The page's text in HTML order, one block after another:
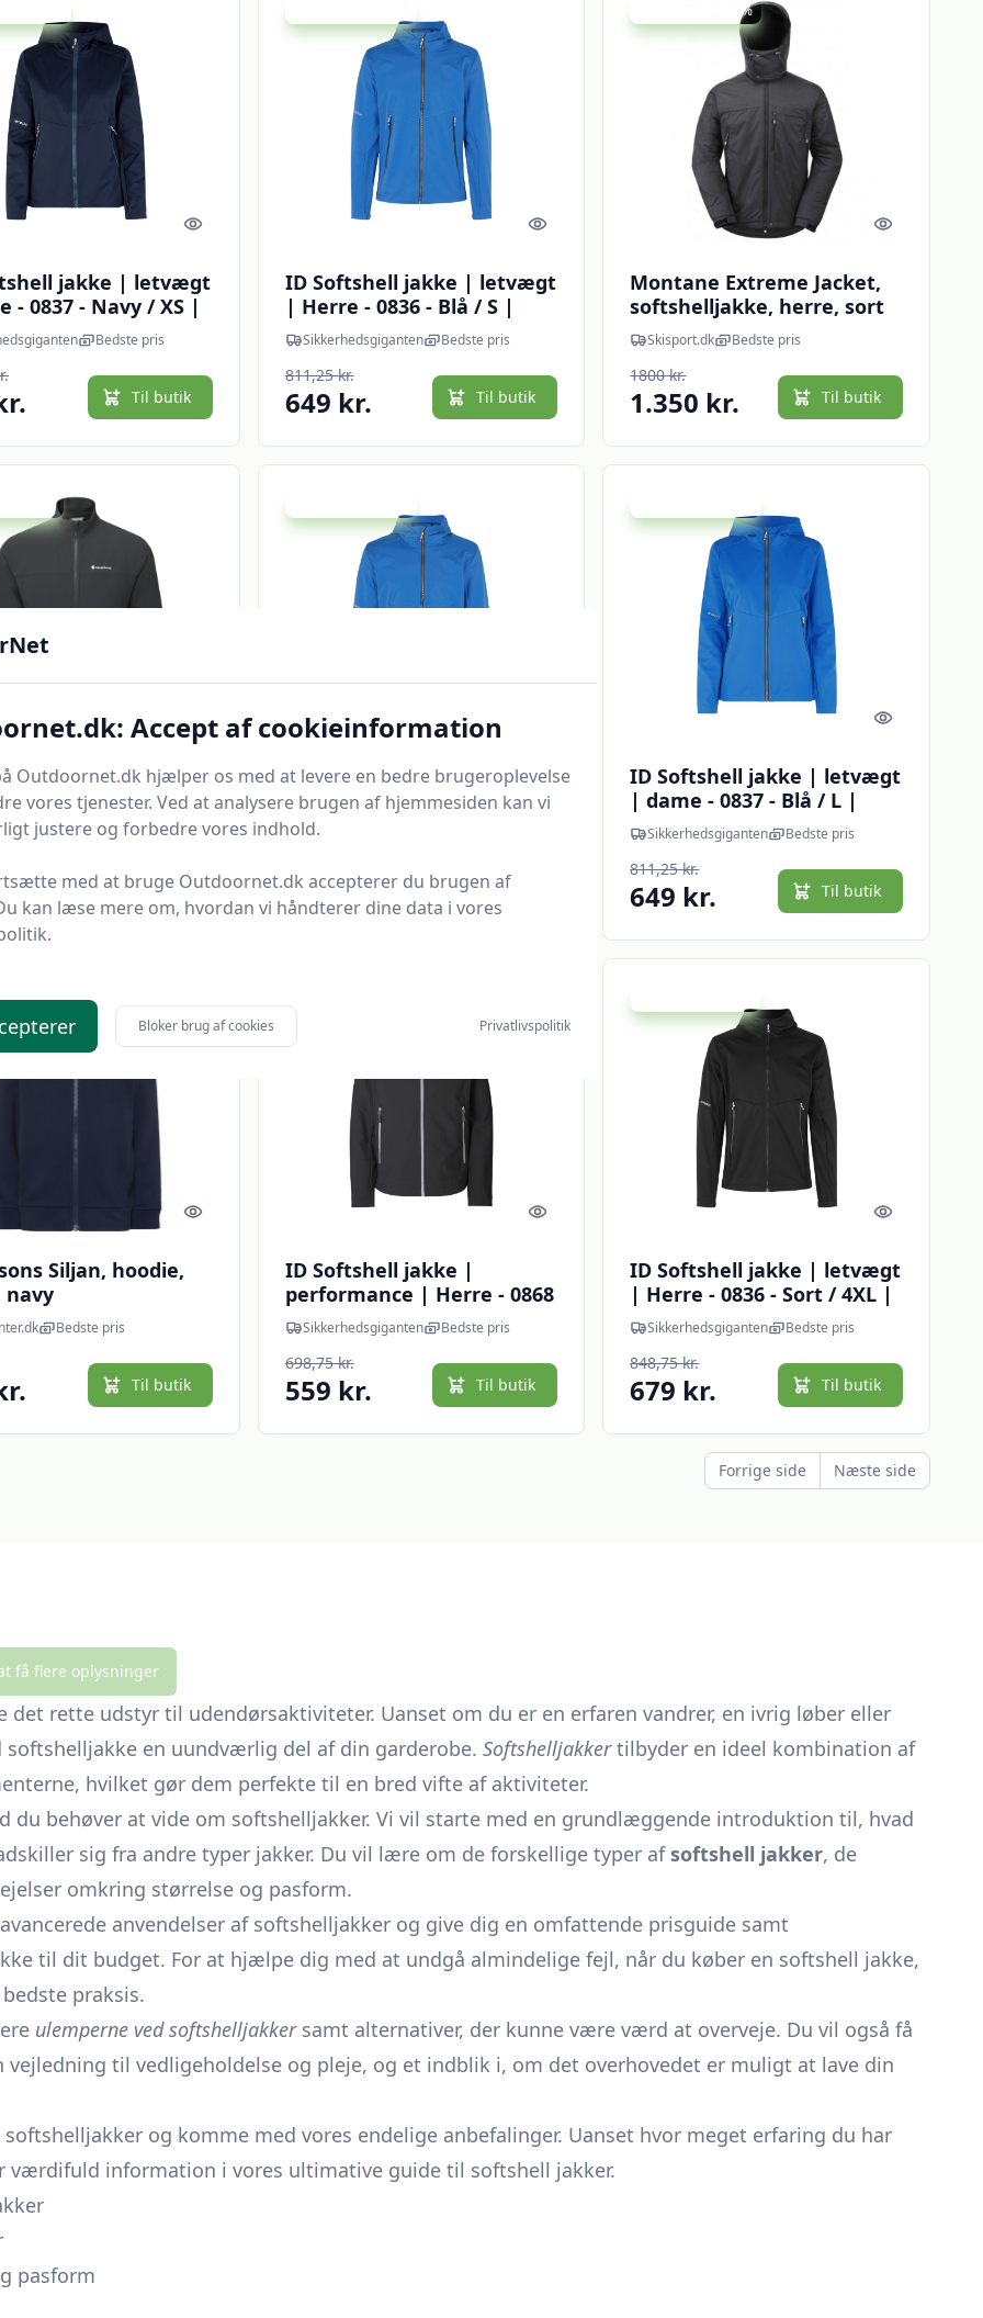
Quick look
jakke | letvægt
- 0837 - Navy / XS |
| NODISCOUNT |
Bedste pris
Til butik
Quick look
ID Softshell jakke | letvægt
| Herre - 0836 - Blå / S |
Jakker | Softshell jakke |
Sikkerhedsgiganten Bedste pris
811,25 kr.
649 kr. Til butik
Udsalg - spar 25 %
Quick look
Montane Extreme Jacket,
softshelljakke, herre, sort
Skisport.dk Bedste pris
1800 kr.
1.350 kr. Til butik
Quick look
Tenacity Jkt,
herre, sort
Bedste pris
kr. Til butik
ID Softshell jakke | letvægt
| Herre - 0836 - Blå / 2XL |
Jakker | Softshell jakke |
Sikkerhedsgiganten
649 kr. Til butik
Quick look
ID Softshell jakke | letvægt
| dame - 0837 - Blå / L |
Jakker | NODISCOUNT |
Sikkerhedsgiganten Bedste pris
811,25 kr.
649 kr. Til butik
10 %
Quick look
Siljan, hoodie,
navy
Bedste pris
Til butik
Quick look
ID Softshell jakke |
performance | Herre - 0868
- Sort / 3XL | Jakker |
NODISCOUNT | Spar20%
Sikkerhedsgiganten Bedste pris
698,75 kr.
559 kr. Til butik
Quick look
ID Softshell jakke | letvægt
| Herre - 0836 - Sort / 4XL |
Jakker | Softshell jakke |
Sikkerhedsgiganten Bedste pris
848,75 kr.
679 kr. Til butik
Forrige side Næste side
få flere oplysninger
det rette udstyr til udendørsaktiviteter. Uanset om du er en erfaren vandrer, en ivrig løber eller
en uundværlig del af din garderobe. Softshelljakkertilbyder en ideel kombination af
hvilket gør dem perfekte til en bred vifte af aktiviteter.
du behøver at vide om softshelljakker. Vi vil starte med en grundlæggende introduktion til, hvad
sig fra andre typer jakker. Du vil lære om de forskellige typer afsoftshell jakker, de
omkring størrelse og pasform.
anvendelser af softshelljakker og give dig en omfattende prisguide samt
til dit budget. For at hjælpe dig med at undgå almindelige fejl, når du køber en softshell jakke,
praksis.
ulemperne ved softshelljakkersamt alternativer, der kunne være værd at overveje. Du vil også få
til vedligeholdelse og pleje, og et indblik i, om det overhovedet er muligt at lave din
og komme med vores endelige anbefalinger. Uanset hvor meget erfaring du har
værdifuld information i vores ultimative guide til softshell jakker.
pasform
Accept af cookieinformation
Outdoornet.dk hjælper os med at levere en bedre brugeroplevelse
vores tjenester. Ved at analysere brugen af hjemmesiden kan vi
justere og forbedre vores indhold.
med at bruge Outdoornet.dk accepterer du brugen af
kan læse mere om, hvordan vi håndterer dine data i vores
Bloker brug af cookies Privatlivspolitik